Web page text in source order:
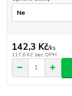
142,3 Kč/ks
117,6 Kč bez DPH